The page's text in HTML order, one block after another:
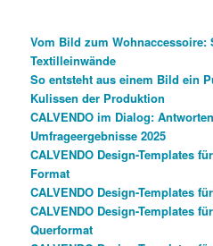
Vom Bild zum Wohnaccessoire:
Textilleinwände
So entsteht aus einem Bild ein
Kulissen der Produktion
CALVENDO im Dialog:
Umfrageergebnisse 2025
CALVENDO Design-Templates
Format
CALVENDO Design-Templates
CALVENDO Design-Templates
Querformat